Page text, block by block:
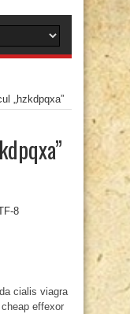
„hzkdpqxa”
8
cialis viagra
cheap effexor